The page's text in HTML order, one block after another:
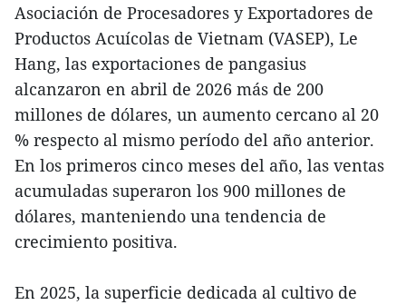
Asociación de Procesadores y Exportadores de
Productos Acuícolas de Vietnam (VASEP), Le
Hang, las exportaciones de pangasius
alcanzaron en abril de 2026 más de 200
millones de dólares, un aumento cercano al 20
% respecto al mismo período del año anterior.
En los primeros cinco meses del año, las ventas
acumuladas superaron los 900 millones de
dólares, manteniendo una tendencia de
crecimiento positiva.
En 2025, la superficie dedicada al cultivo de